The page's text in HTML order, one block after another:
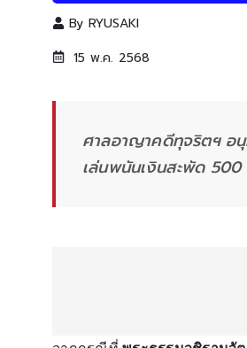
By RYUSAKI
15 พ.ค. 2568
ศาลอาญาคดีทุจริตฯ อ
เล่นพนันเงินสะพัด 500